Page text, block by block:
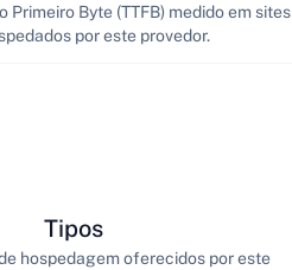
Primeiro Byte (TTFB) medido em sites
por este provedor.
Tipos
hospedagem oferecidos por este